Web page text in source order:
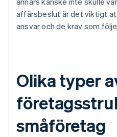
affärsbeslut är det viktigt
ansvar och de krav som
Olika typer
småföretag